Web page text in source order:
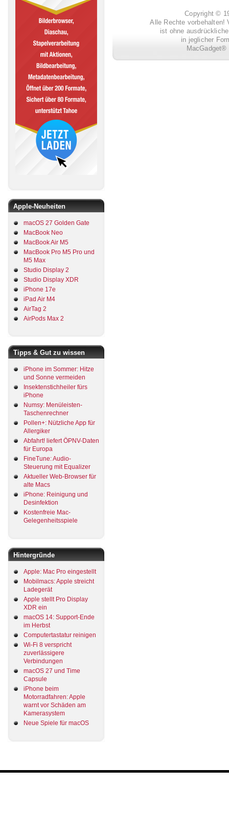
Apple-Neuheiten
macOS 27 Golden Gate
MacBook Neo
MacBook Air M5
MacBook Pro M5 Pro und
M5 Max
Studio Display 2
Studio Display XDR
iPhone 17e
iPad Air M4
AirTag 2
AirPods Max 2
Tipps & Gut zu wissen
iPhone im Sommer: Hitze
und Sonne vermeiden
Insektenstichheiler fürs
iPhone
Numsy: Menüleisten-
Taschenrechner
Pollen+: Nützliche App für
Allergiker
Abfahrt! liefert ÖPNV-Daten
für Europa
FineTune: Audio-
Steuerung mit Equalizer
Aktueller Web-Browser für
alte Macs
iPhone: Reinigung und
Desinfektion
Kostenfreie Mac-
Gelegenheitsspiele
Hintergründe
Apple: Mac Pro eingestellt
Mobilmacs: Apple streicht
Ladegerät
Apple stellt Pro Display
XDR ein
macOS 14: Support-Ende
im Herbst
Computertastatur reinigen
Wi-Fi 8 verspricht
zuverlässigere
Verbindungen
macOS 27 und Time
Capsule
iPhone beim
Motorradfahren: Apple
warnt vor Schäden am
Kamerasystem
Neue Spiele für macOS
Copyright ©
Alle Rechte vorbehalten!
ist ohne
in jeglicher
MacGadget®